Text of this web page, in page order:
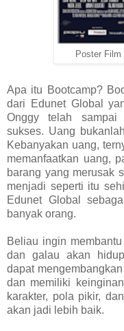
Poster Film
Apa itu Bootcamp?
dari Edunet Global
Onggy telah sampai
sukses. Uang
Kebanyakan uang,
memanfaatkan uang,
barang yang merusak
menjadi seperti itu
Edunet Global
banyak orang.
Beliau ingin
dan galau akan
dapat
dan memiliki
karakter, pola pikir,
akan jadi lebih baik.